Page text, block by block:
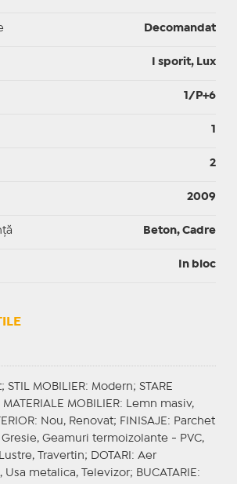
Decomandat
I sporit, Lux
1/P+6
1
2
2009
Beton, Cadre
In bloc
STIL MOBILIER: Modern; STARE
MATERIALE MOBILIER: Lemn masiv,
: Nou, Renovat; FINISAJE : Parchet
Geamuri termoizolante - PVC,
Travertin;
DOTARI : Aer
Usa metalica, Televizor; BUCATARIE :